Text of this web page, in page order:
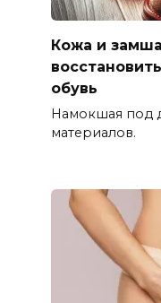
Кожа и
обувь
Намокшая под
материалов.